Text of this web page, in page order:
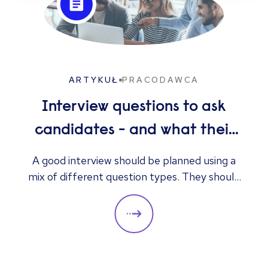
ARTYKUŁ PRACODAWCA
Interview questions to ask
candidates - and what their
answers mean
A good interview should be planned using a
mix of different question types. They should
always be adapted to the specific qualities
you’d like a candidate to show relevant to a
particular role. These questions should give